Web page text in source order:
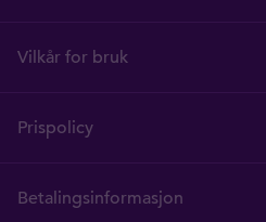
Vilkår for bruk
Prispolicy
Betalingsinformasjon